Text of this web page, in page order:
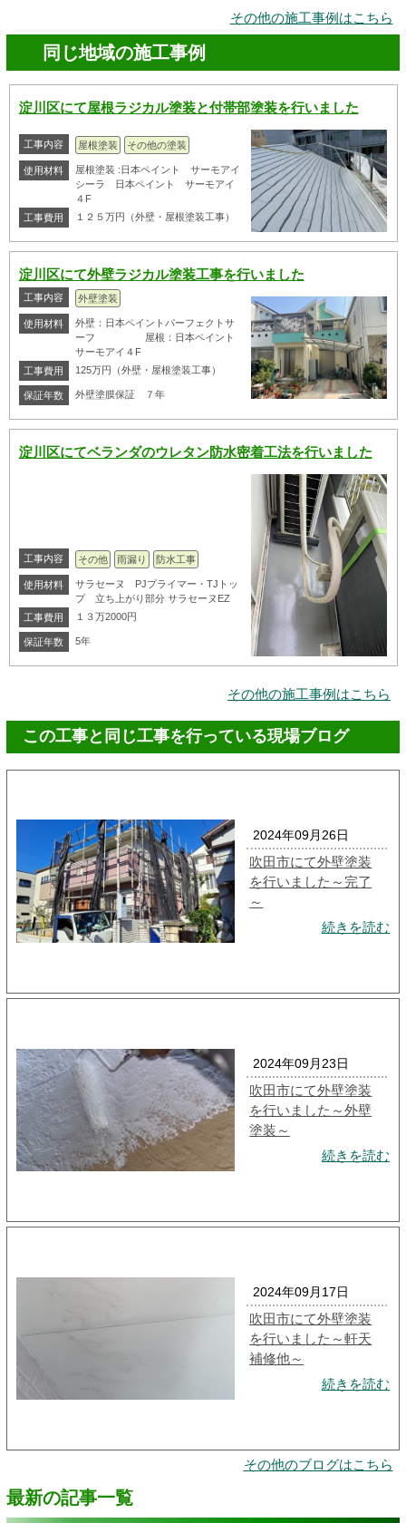
その他の施工事例はこちら
同じ地域の施工事例
淀川区にて屋根ラジカル塗装と付帯部塗装を行いました
工事内容 屋根塗装 その他の塗装
使用材料
屋根塗装 :日本ペイント サーモアイ
シーラ 日本ペイント サーモアイ
４F
工事費用
１２５万円（外壁・屋根塗装工事）
淀川区にて外壁ラジカル塗装工事を行いました
工事内容 外壁塗装
使用材料
外壁：日本ペイントパーフェクトサ
ーフ 屋根：日本ペイント
サーモアイ４F
工事費用
125万円（外壁・屋根塗装工事）
保証年数 外壁塗膜保証 ７年
淀川区にてベランダのウレタン防水密着工法を行いました
工事内容 その他 雨漏り 防水工事
使用材料
サラセーヌ PJプライマー・TJトッ
プ 立ち上がり部分 サラセーヌEZ
工事費用
１３万2000円
保証年数 5年
その他の施工事例はこちら
この工事と同じ工事を行っている現場ブログ
2024年09月26日
吹田市にて外壁塗装
を行いました～完了
～
続きを読む
2024年09月23日
吹田市にて外壁塗装
を行いました～外壁
塗装～
続きを読む
2024年09月17日
吹田市にて外壁塗装
を行いました～軒天
補修他～
続きを読む
その他のブログはこちら
最新の記事一覧